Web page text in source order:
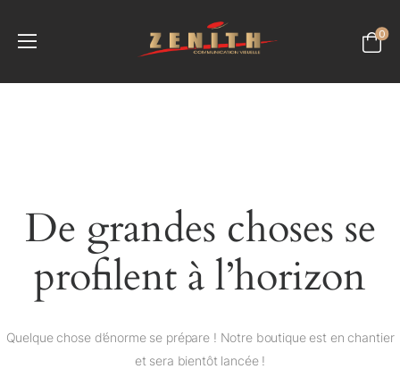
0
De grandes choses se
profilent à l’horizon
Quelque chose d’énorme se prépare ! Notre boutique est en chantier
et sera bientôt lancée !